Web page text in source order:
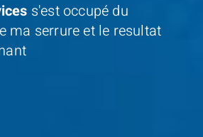
s'est occupé du
ma serrure et le resultat